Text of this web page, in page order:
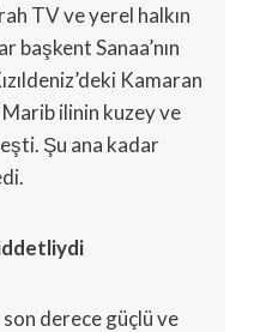
TV ve yerel halkın
başkent Sanaa’nın
Kamaran
ilinin kuzey ve
Şu ana kadar
son derece güçlü ve